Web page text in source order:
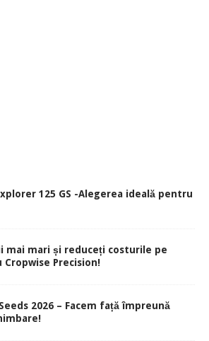
125 GS -Alegerea ideală pentru
mai mari și reduceți costurile pe
Precision!
2026 – Facem față împreună